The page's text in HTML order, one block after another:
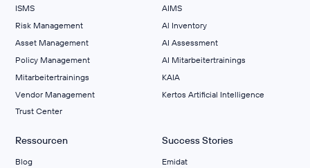
ISMS
Risk Management
Asset Management
Policy Management
Mitarbeitertrainings
Vendor Management
Trust Center
AIMS
Al Inventory
AI Assessment
AI Mitarbeitertrainings
KAIA
Kertos Artificial Intelligence
Ressourcen
Blog
Success Stories
Emidat